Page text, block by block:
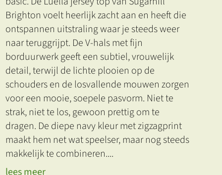
Brighton voelt heerlijk zacht aan en heeft die
ontspannen uitstraling waar je steeds weer
naar teruggrijpt. De V-hals met fijn
borduurwerk geeft een subtiel, vrouwelijk
detail, terwijl de lichte plooien op de
schouders en de losvallende mouwen zorgen
voor een mooie, soepele pasvorm. Niet te
strak, niet te los, gewoon prettig om te
dragen. De diepe navy kleur met zigzagprint
maakt hem net wat speelser, maar nog steeds
makkelijk te combineren....
lees meer